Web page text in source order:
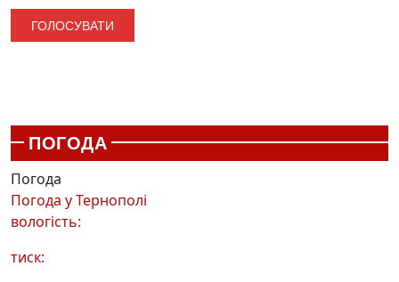
ПОГОДА
Погода
Погода уТернополі
вологість:
тиск: